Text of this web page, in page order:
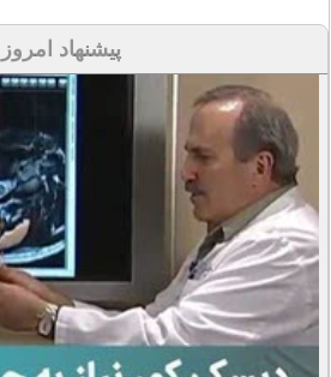
پیشنهاد امروز